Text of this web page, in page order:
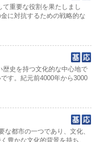
重要な役割を果たしまし
に対抗するための戦略的な
史を持つ文化的な中心地で
す。紀元前4000年から3000
都市の一つであり、文化、
豊かな文化的背景を持ち、